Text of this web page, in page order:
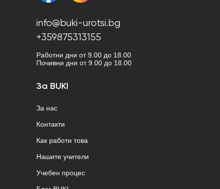
info@buki-urotsi.bg
+359875313155
Работни дни от 9.00 до 18.00
Почивни дни от 9.00 до 18.00
За BUKI
За нас
Контакти
Как работи това
Нашите учители
Учебен процес